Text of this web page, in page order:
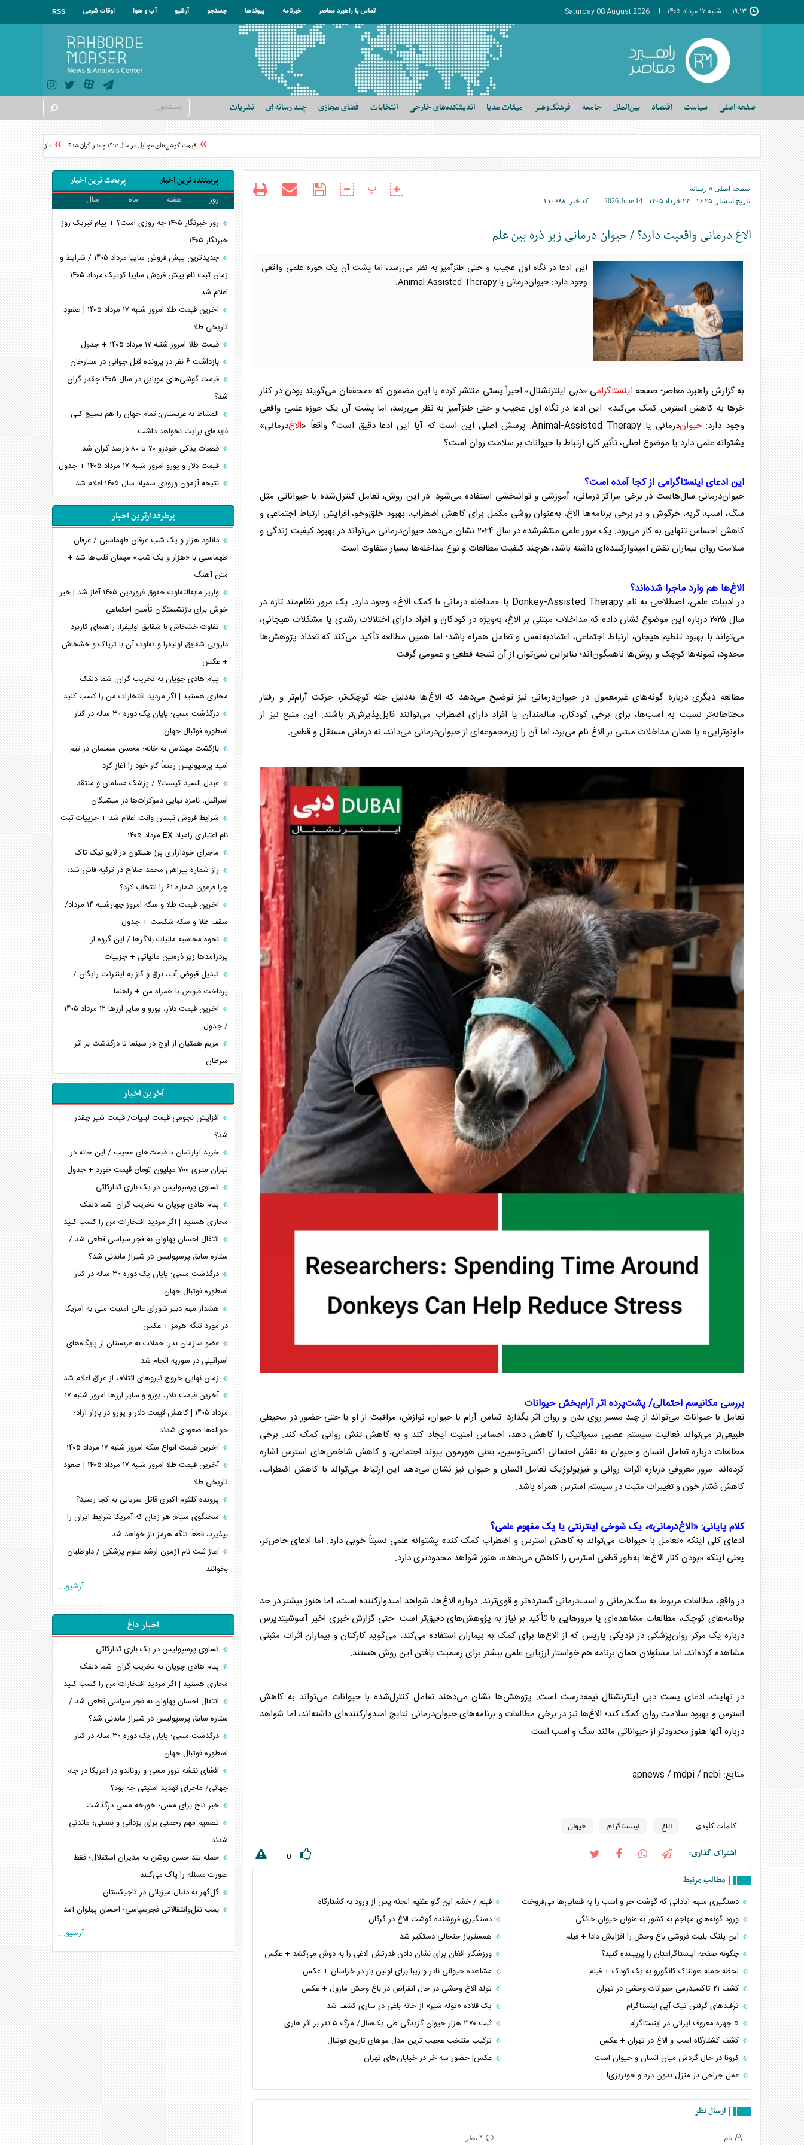
۱۹:۱۳ شنبه ۱۷ مرداد ۱۴۰۵ Saturday 08 August 2026 تماس با راهبرد معاصر خبرنامه پیوندها جستجو آرشیو آب و هوا اوقات شرعی RSS
صفحه اصلی سیاست اقتصاد بین‌الملل جامعه فرهنگ‌وهنر میقات مدیا اندیشکده‌های خارجی انتخابات فضای مجازی چند رسانه ای نشریات
قیمت گوشی‌های موبایل در سال ۱۴۰۵ چقدر گران شد؟ بازداشت ۶ نفر در پرونده قتل جوانی در ستارخان
صفحه اصلی » رسانه
تاریخ انتشار: ۱۶:۲۵ - ۲۴ خرداد ۱۴۰۵ - 2026 June 14 کد خبر: ۳۱۰۶۸۸
پ
الاغ درمانی واقعیت دارد؟ / حیوان درمانی زیر ذره بین علم
این ادعا در نگاه اول عجیب و حتی طنزآمیز به نظر می‌رسد، اما پشت آن یک حوزه علمی واقعی
وجود دارد: حیوان‌درمانی یا Animal-Assisted Therapy.
به گزارش راهبرد معاصر؛ صفحه اینستاگرامی «دبی اینترنشنال» اخیراً پستی منتشر کرده با این مضمون که «محققان می‌گویند بودن در کنار
خر‌ها به کاهش استرس کمک می‌کند». این ادعا در نگاه اول عجیب و حتی طنزآمیز به نظر می‌رسد، اما پشت آن یک حوزه علمی واقعی
وجود دارد:حیوان‌درمانی یا Animal-Assisted Therapy. پرسش اصلی این است که آیا این ادعا دقیق است؟ واقعاً « الاغ‌درمانی»
پشتوانه علمی دارد یا موضوع اصلی، تأثیر کلی ارتباط باحیوانات بر سلامت روان است؟
این ادعایاینستاگرامی از کجا آمده است؟
حیوان‌درمانی سال‌هاست در برخی مراکز درمانی، آموزشی و توانبخشی استفاده می‌شود. در این روش، تعامل کنترل‌شده باحیواناتی مثل
سگ، اسب، گربه، خرگوش و در برخی برنامه‌ها الاغ، به‌عنوان روشی مکمل برای کاهش اضطراب، بهبود خلق‌وخو، افزایش ارتباط اجتماعی و
کاهش احساس تنهایی به کار می‌رود. یک مرور علمی منتشرشده در سال ۲۰۲۴ نشان می‌دهد
حیوان‌درمانی می‌تواند در بهبود کیفیت زندگی و
سلامت روان بیماران نقش امیدوارکننده‌ای داشته باشد، هرچند کیفیت مطالعات و نوع مداخله‌ها بسیار متفاوت است.
الاغ‌ها هم وارد ماجرا شده‌اند؟
در ادبیات علمی، اصطلاحی به نام Donkey-Assisted Therapy یا «مداخله درمانی با کمک الاغ» وجود دارد. یک مرور نظام‌مند تازه در
سال ۲۰۲۵ درباره این موضوع نشان داده که مداخلات مبتنی بر
الاغ، به‌ویژه در کودکان و افراد دارای اختلالات رشدی یا مشکلات هیجانی،
می‌تواند با بهبود تنظیم هیجان، ارتباط اجتماعی، اعتمادبه‌نفس و تعامل همراه باشد؛ اما همین مطالعه تأکید می‌کند که تعداد پژوهش‌ها
محدود، نمونه‌ها کوچک و روش‌ها ناهمگون‌اند؛ بنابراین نمی‌توان از آن نتیجه قطعی و عمومی گرفت.
مطالعه دیگری درباره گونه‌های غیرمعمول درحیوان‌درمانی نیز توضیح می‌دهد که الاغ‌ها به‌دلیل جثه کوچک‌تر، حرکت آرام‌تر و رفتار
محتاطانه‌تر نسبت به اسب‌ها، برای برخی کودکان، سالمندان یا افراد دارای اضطراب می‌توانند قابل‌پذیرش‌تر باشند. این منبع نیز از
«اونوتراپی» یا همان مداخلات مبتنی برالاغ نام می‌برد، اما آن را زیرمجموعه‌ای ازحیوان‌درمانی می‌داند، نه درمانی مستقل و قطعی.
بررسی مکانیسم احتمالی/ پشت‌پرده اثر آرام‌بخشحیوانات
تعامل باحیوانات می‌تواند از چند مسیر روی بدن و روان اثر بگذارد. تماس آرام باحیوان، نوازش، مراقبت از او یا حتی حضور در محیطی
طبیعی‌تر می‌تواند فعالیت سیستم عصبی سمپاتیک را کاهش دهد، احساس امنیت ایجاد کند و به کاهش تنش روانی کمک کند. برخی
مطالعات درباره تعامل انسان وحیوان به نقش احتمالی اکسی‌توسین، یعنی هورمون پیوند اجتماعی، و کاهش شاخص‌های استرس اشاره
کرده‌اند. مرور معروفی درباره اثرات روانی و فیزیولوژیک تعامل انسان وحیوان نیز نشان می‌دهد این ارتباط می‌تواند با کاهش اضطراب،
کاهش فشار خون و تغییرات مثبت در سیستم استرس همراه باشد.
کلام پایانی: «الاغ‌درمانی»، یک شوخی اینترنتی یا یک مفهوم علمی؟
ادعای کلی اینکه «تعامل باحیوانات می‌تواند به کاهش استرس و اضطراب کمک کند» پشتوانه علمی نسبتاً خوبی دارد. اما ادعای خاص‌تر،
یعنی اینکه «بودن کنار الاغ‌ها به‌طور قطعی استرس را کاهش می‌دهد»، هنوز شواهد محدودتری دارد.
در واقع، مطالعات مربوط به سگ‌درمانی و اسب‌درمانی گسترده‌تر و قوی‌ترند. درباره الاغ‌ها، شواهد امیدوارکننده است، اما هنوز بیشتر در حد
برنامه‌های کوچک، مطالعات مشاهده‌ای یا مرور‌هایی با تأکید بر نیاز به پژوهش‌های دقیق‌تر است. حتی گزارش خبری اخیر آسوشیتدپرس
درباره یک مرکز روان‌پزشکی در نزدیکی پاریس که از الاغ‌ها برای کمک به بیماران استفاده می‌کند، می‌گوید کارکنان و بیماران اثرات مثبتی
مشاهده کرده‌اند، اما مسئولان همان برنامه هم خواستار ارزیابی علمی بیشتر برای رسمیت یافتن این روش هستند.
در نهایت، ادعای پست دبی اینترنشنال نیمه‌درست است. پژوهش‌ها نشان می‌دهند تعامل کنترل‌شده باحیوانات می‌تواند به کاهش
استرس و بهبود سلامت روان کمک کند؛ الاغ‌ها نیز در برخی مطالعات و برنامه‌هایحیوان‌درمانی نتایج امیدوارکننده‌ای داشته‌اند، اما شواهد
درباره آنها هنوز محدودتر ازحیواناتی مانند سگ و اسب است.
منابع: apnews / mdpi / ncbi
کلمات کلیدی: الاغ اینستاگرام حیوان
اشتراک گذاری: 0
مطالب مرتبط
دستگیری متهم آبادانی که گوشت خر و اسب را به قصابی‌ها می‌فروخت
فیلم / خشم این گاو عظیم الجثه پس از ورود به کشتارگاه
ورود گونه‌های مهاجم به کشور به عنوان حیوان خانگی
دستگیری فروشنده گوشت الاغ در گرگان
این پلنگ بلیت فروشی باغ وحش را افزایش داد! + فیلم
همسترباز جنجالی دستگیر شد
چگونه صفحه اینستاگرامتان را پربیننده کنید؟
ورزشکار افغان برای نشان دادن قدرتش الاغی را به دوش می‌کشد + عکس
لحظه حمله هولناک کانگورو به یک کودک + فیلم
مشاهده حیوانی نادر و زیبا برای اولین بار در خراسان + عکس
کشف ۲۱ تاکسیدرمی حیوانات وحشی در تهران
تولد الاغ وحشی در حال انقراض در باغ وحش مارول + عکس
ترفندهای گرفتن تیک آبی اینستاگرام
یک قلاده «توله شیر» از خانه باغی در ساری کشف شد
ثبت ۳۷۰ هزار حیوان گزیدگی طی یک‌سال/ مرگ ۵ نفر بر اثر هاری
کشف کشتارگاه اسب و الاغ در تهران + عکس
ترکیب منتخب عجیب ترین مدل موهای تاریخ فوتبال
کرونا در حال گردش میان انسان و حیوان است
عکس| حضور سه خر در خیابان‌های تهران
عمل جراحی در منزل بدون درد و خونریزی!
ارسال نظر
نام * نظر
پربیننده ترین اخبار پربحث ترین اخبار
روز هفته ماه
سال
روز خبرنگار ۱۴۰۵ چه روزی است؟ + پیام تبریک روز
خبرنگار ۱۴۰۵
جدیدترین پیش فروش سایپا مرداد ۱۴۰۵ / شرایط و
زمان ثبت نام پیش فروش سایپا کوییک مرداد ۱۴۰۵
اعلام شد
آخرین قیمت طلا امروز شنبه ۱۷ مرداد ۱۴۰۵ | صعود
تاریخی طلا
قیمت طلا امروز شنبه ۱۷ مرداد ۱۴۰۵ + جدول
بازداشت ۶ نفر در پرونده قتل جوانی در ستارخان
قیمت گوشی‌های موبایل در سال ۱۴۰۵ چقدر گران
شد؟
المشاط به عربستان: تمام جهان را هم بسیج کنی
فایده‌ای برایت نخواهد داشت
قطعات یدکی خودرو ۷۰ تا ۸۰ درصد گران شد
قیمت دلار و یورو امروز شنبه ۱۷ مرداد ۱۴۰۵ + جدول
نتیجه آزمون ورودی سمپاد سال ۱۴۰۵ اعلام شد
پرطرفدارترین اخبار
دانلود هزار و یک شب عرفان طهماسبی / عرفان
طهماسبی با «هزار و یک شب» مهمان قلب‌ها شد +
متن آهنگ
واریز مابه‌التفاوت حقوق فروردین ۱۴۰۵ آغاز شد | خبر
خوش برای بازنشستگان تأمین اجتماعی
تفاوت خشخاش با شقایق اولیفرا؛ راهنمای کاربرد
دارویی شقایق اولیفرا و تفاوت آن با تریاک و خشخاش
+ عکس
پیام هادی چوپان به تخریب گران: شما دلقک
مجازی هستید | اگر مردید افتخارات من را کسب کنید
درگذشت مسی؛ پایان یک دوره ۳۰ ساله در کنار
اسطوره فوتبال جهان
بازگشت مهندس به خانه؛ محسن مسلمان در تیم
امید پرسپولیس رسماً کار خود را آغاز کرد
عبدل السید کیست؟ / پزشک مسلمان و منتقد
اسرائیل، نامزد نهایی دموکرات‌ها در میشیگان
شرایط فروش نیسان وانت اعلام شد + جزییات ثبت
نام اعتباری زامیاد EX مرداد ۱۴۰۵
ماجرای خودآزاری پرز هیلتون در لایو تیک تاک
راز شماره پیراهن محمد صلاح در ترکیه فاش شد؛
چرا فرعون شماره ۶۱ را انتخاب کرد؟
آخرین قیمت طلا و سکه امروز چهارشنبه ۱۴ مرداد/
سقف طلا و سکه شکست + جدول
نحوه محاسبه مالیات بلاگر‌ها / این گروه از
پردرآمد‌ها زیر ذره‌بین مالیاتی + جزییات
تبدیل قبوض آب، برق و گاز به اینترنت رایگان /
پرداخت قبوض با همراه من + راهنما
آخرین قیمت دلار، یورو و سایر ارز‌ها ۱۲ مرداد ۱۴۰۵
/ جدول
مریم همتیان از اوج در سینما تا درگذشت بر اثر
سرطان
آخرین اخبار
افزایش نجومی قیمت لبنیات/ قیمت شیر چقدر
شد؟
خرید آپارتمان با قیمت‌های عجیب / این خانه در
تهران متری ۷۰۰ میلیون تومان قیمت خورد + جدول
تساوی پرسپولیس در یک بازی تدارکاتی
پیام هادی چوپان به تخریب گران: شما دلقک
مجازی هستید | اگر مردید افتخارات من را کسب کنید
انتقال احسان پهلوان به فجر سپاسی قطعی شد /
ستاره سابق پرسپولیس در شیراز ماندنی شد؟
درگذشت مسی؛ پایان یک دوره ۳۰ ساله در کنار
اسطوره فوتبال جهان
هشدار مهم دبیر شورای عالی امنیت ملی به آمریکا
در مورد تنگه هرمز + عکس
عضو سازمان بدر: حملات به عربستان از پایگاه‌های
اسرائیلی در سوریه انجام شد
زمان نهایی خروج نیرو‌های ائتلاف از عراق اعلام شد
آخرین قیمت دلار، یورو و سایر ارز‌ها امروز شنبه ۱۷
مرداد ۱۴۰۵ | کاهش قیمت دلار و یورو در بازار آزاد؛
حواله‌ها صعودی شدند
آخرین قیمت انواع سکه امروز شنبه ۱۷ مرداد ۱۴۰۵
آخرین قیمت طلا امروز شنبه ۱۷ مرداد ۱۴۰۵ | صعود
تاریخی طلا
پرونده کلثوم اکبری قاتل سریالی به کجا رسید؟
سخنگوی سپاه: هر زمان که آمریکا شرایط ایران را
بپذیرد، قطعاً تنگه هرمز باز خواهد شد
آغاز ثبت نام آزمون ارشد علوم پزشکی / داوطلبان
بخوانند
آرشیو...
اخبار داغ
تساوی پرسپولیس در یک بازی تدارکاتی
پیام هادی چوپان به تخریب گران: شما دلقک
مجازی هستید | اگر مردید افتخارات من را کسب کنید
انتقال احسان پهلوان به فجر سپاسی قطعی شد /
ستاره سابق پرسپولیس در شیراز ماندنی شد؟
درگذشت مسی؛ پایان یک دوره ۳۰ ساله در کنار
اسطوره فوتبال جهان
افشای نقشه ترور مسی و رونالدو در آمریکا در جام
جهانی/ ماجرای تهدید امنیتی چه بود؟
خبر تلخ برای مسی؛ خورخه مسی درگذشت
تصمیم مهم رحمتی برای یزدانی و نعمتی؛ ماندنی
شدند
حمله تند حسن روشن به مدیران استقلال؛ فقط
صورت مسئله را پاک می‌کنند
گل‌گهر به دنبال میزبانی در تاجیکستان
بمب نقل‌وانتقالاتی فجرسپاسی؛ احسان پهلوان آمد
آرشیو...